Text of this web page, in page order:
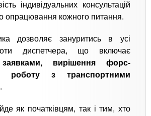
індивідуальних консультацій
опрацювання кожного питання.
дозволяє зануритись в усі
диспетчера, що включає
заявками, вирішення форс-
роботу з транспортними
.
як початківцям, так і тим, хто